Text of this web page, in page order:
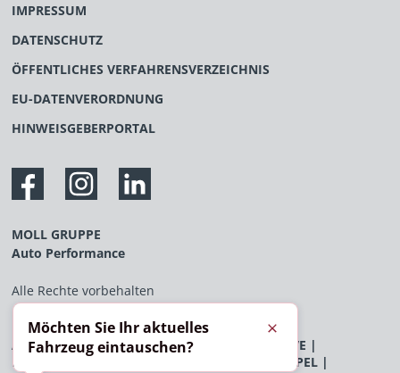
IMPRESSUM
DATENSCHUTZ
ÖFFENTLICHES VERFAHRENSVERZEICHNIS
EU-DATENVERORDNUNG
HINWEISGEBERPORTAL
MOLL GRUPPE
Auto Performance
Alle Rechte vorbehalten
AUDI|BENTLEY|BYD|FERRARI FLEXXDRIVE |
LAMBORGHINI
OPEL |
Möchten Sie Ihr aktuelles
Fahrzeug eintauschen?
Schließen